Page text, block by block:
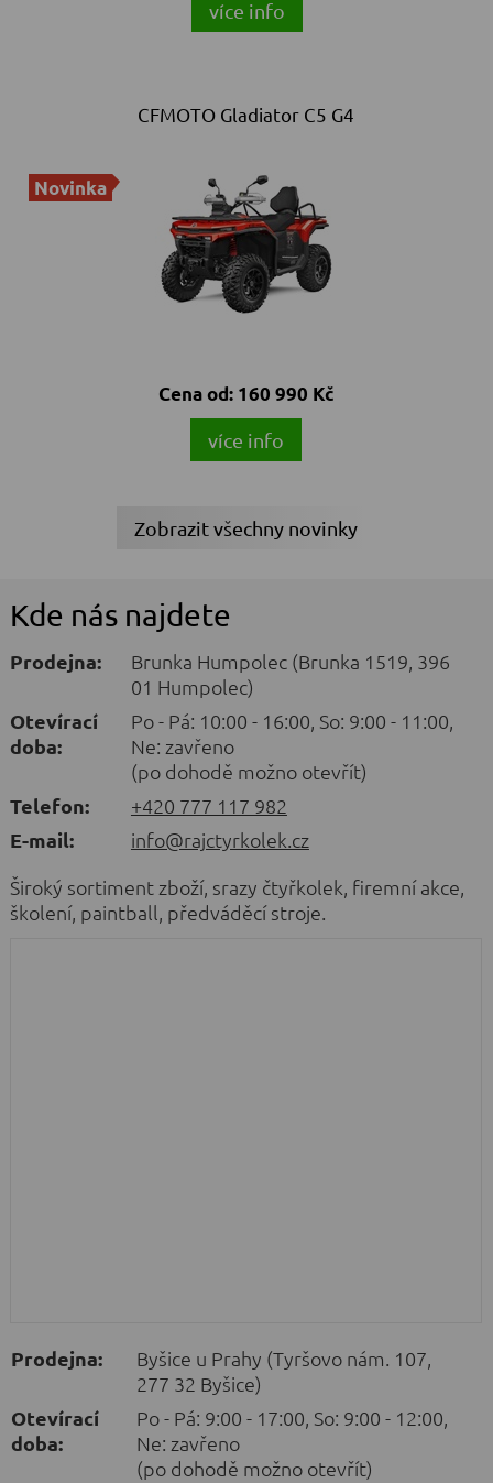
více info
CFMOTO Gladiator C5 G4
Novinka
Cena od: 160 990 Kč
více info
Zobrazit všechny novinky
Kde nás najdete
Prodejna:
Brunka Humpolec (Brunka 1519, 396
01 Humpolec)
Otevírací
doba:
Po - Pá: 10:00 - 16:00, So: 9:00 - 11:00,
Ne: zavřeno
(po dohodě možno otevřít)
Telefon:
+420 777 117 982
E-mail:
info@rajctyrkolek.cz
Široký sortiment zboží, srazy čtyřkolek, firemní akce,
školení, paintball, předváděcí stroje.
Prodejna:
Byšice u Prahy (Tyršovo nám. 107,
277 32 Byšice)
Otevírací
doba:
Po - Pá: 9:00 - 17:00, So: 9:00 - 12:00,
Ne: zavřeno
(po dohodě možno otevřít)